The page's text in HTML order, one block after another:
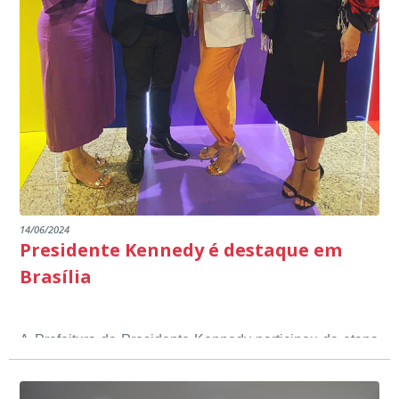
14/06/2024
Presidente Kennedy é destaque em
Brasília
A Prefeitura de Presidente Kennedy participou da etapa
nacional do 12º Prêmio Sebrae Prefeitura
Empreendedora, que visou valorizar e destacar o papel